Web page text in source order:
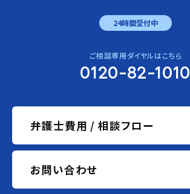
24時間受付中
ご相談専用ダイヤルはこちら
0120-82-1010
弁護士費用 / 相談フロー
お問い合わせ